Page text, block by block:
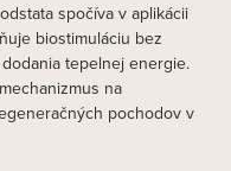
spočíva v aplikácii
biostimuláciu bez
tepelnej energie.
na
pochodov v